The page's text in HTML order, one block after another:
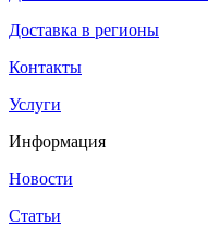
Доставка в регионы
Контакты
Услуги
Информация
Новости
Статьи